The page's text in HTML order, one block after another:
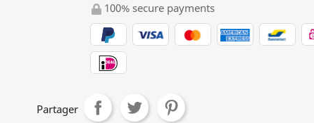
100% secure payments
Partager